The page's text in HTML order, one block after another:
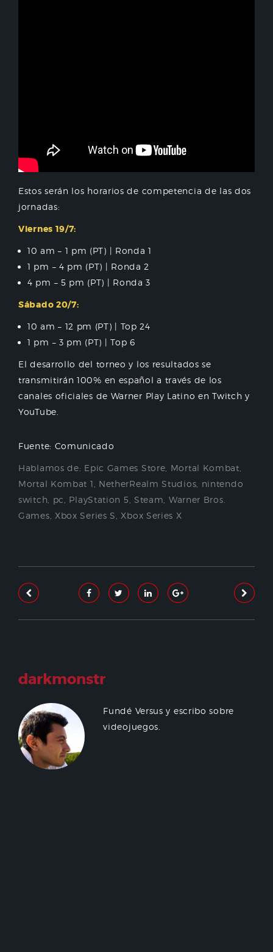
Estos serán los horarios de competencia de las dos
jornadas:
Viernes 19/7:
10 am – 1 pm (PT) | Ronda 1
1 pm – 4 pm (PT) | Ronda 2
4 pm – 5 pm (PT) | Ronda 3
Sábado 20/7:
10 am – 12 pm (PT) | Top 24
1 pm – 3 pm (PT) | Top 6
El desarrollo del torneo y los resultados se
transmitirán 100% en español a través de los
canales oficiales de Warner Play Latino en Twitch y
YouTube.
Fuente: Comunicado
Hablamos de: Epic Games Store Mortal Kombat
Mortal Kombat 1
NetherRealm Studios nintendo
switch
pc PlayStation 5 Steam Warner Bros.
Games Xbox Series S Xbox Series X
darkmonstr
Fundé Versus y escribo sobre
videojuegos.